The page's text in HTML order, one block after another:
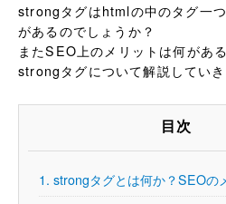
strongタグはhtmlの中のタグ一
があるのでしょうか？
またSEO上のメリットは何があ
strongタグについて解説していき
目次
1. strongタグとは何か？SEOの